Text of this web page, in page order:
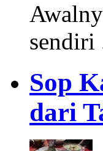
sendiri
Sop
dari